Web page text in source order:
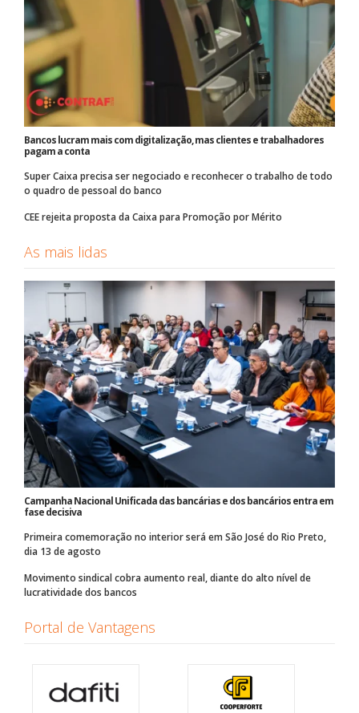
Bancos lucram mais com digitalização, mas clientes e trabalhadores
pagam a conta
Super Caixa precisa ser negociado e reconhecer o trabalho de todo
o quadro de pessoal do banco
CEE rejeita proposta da Caixa para Promoção por Mérito
As mais lidas
Campanha Nacional Unificada das bancárias e dos bancários entra em
fase decisiva
Primeira comemoração no interior será em São José do Rio Preto,
dia 13 de agosto
Movimento sindical cobra aumento real, diante do alto nível de
lucratividade dos bancos
Portal de Vantagens